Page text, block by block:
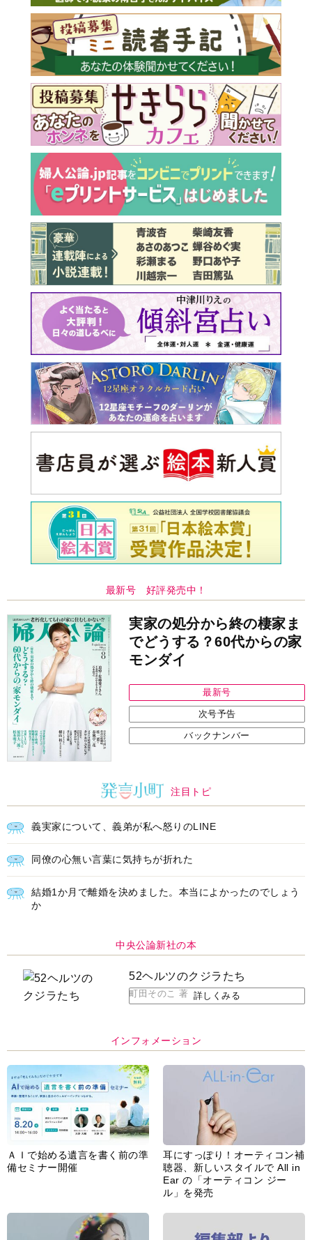
最新号 好評発売中！
実家の処分から終の棲家ま
でどうする？60代からの家
モンダイ
最新号
次号予告
バックナンバー
注目トピ
義実家について、義弟が私へ怒りのLINE
同僚の心無い言葉に気持ちが折れた
結婚1か月で離婚を決めました。本当によかったのでしょう
か
中央公論新社の本
52ヘルツのクジラたち
町田そのこ 著 詳しくみる
インフォメーション
ＡＩで始める遺言を書く前の準
備セミナー開催
耳にすっぽり！オーティコン補
聴器、新しいスタイルで All in
Ear の「オーティコン ジー
ル」を発売